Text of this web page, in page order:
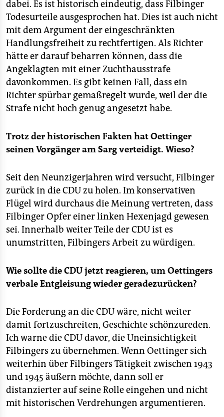
dabei. Es ist historisch eindeutig, dass Filbinger
Todesurteile ausgesprochen hat. Dies ist auch nicht
mit dem Argument der eingeschränkten
Handlungsfreiheit zu rechtfertigen. Als Richter
hätte er darauf beharren können, dass die
Angeklagten mit einer Zuchthausstrafe
davonkommen. Es gibt keinen Fall, dass ein
Richter spürbar gemaßregelt wurde, weil der die
Strafe nicht hoch genug angesetzt habe.
Trotz der historischen Fakten hat Oettinger
seinen Vorgänger am Sarg verteidigt. Wieso?
Seit den Neunzigerjahren wird versucht, Filbinger
zurück in die CDU zu holen. Im konservativen
Flügel wird durchaus die Meinung vertreten, dass
Filbinger Opfer einer linken Hexenjagd gewesen
sei. Innerhalb weiter Teile der CDU ist es
unumstritten, Filbingers Arbeit zu würdigen.
Wie sollte die CDU jetzt reagieren, um Oettingers
verbale Entgleisung wieder geradezurücken?
Die Forderung an die CDU wäre, nicht weiter
damit fortzuschreiten, Geschichte schönzureden.
Ich warne die CDU davor, die Uneinsichtigkeit
Filbingers zu übernehmen. Wenn Oettinger sich
weiterhin über Filbingers Tätigkeit zwischen 1943
und 1945 äußern möchte, dann soll er
distanzierter auf seine Rolle eingehen und nicht
mit historischen Verdrehungen argumentieren.